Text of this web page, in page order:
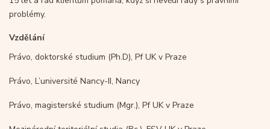
problémy.
Vzdělání
Právo, doktorské studium (Ph.D), Pf UK v Praze
Právo, L’université Nancy-II, Nancy
Právo, magisterské studium (Mgr.), Pf UK v Praze